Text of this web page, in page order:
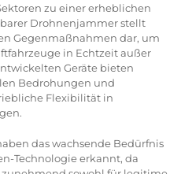
zu einer erheblichen
Drohnenjammer stellt
Gegenmaßnahmen dar, um
in Echtzeit außer
Geräte bieten
Bedrohungen und
Flexibilität in
das wachsende Bedürfnis
Technologie erkannt, da